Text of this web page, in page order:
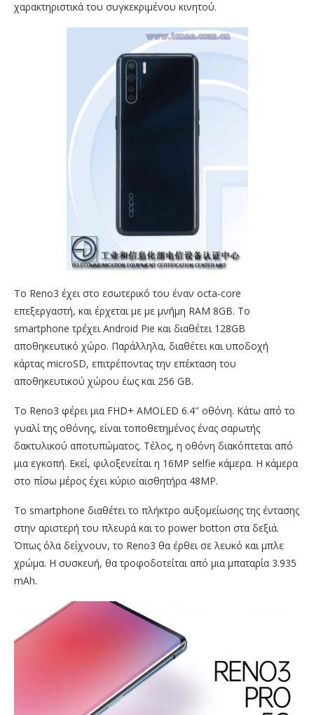
χαρακτηριστικά του συγκεκριμένου κινητού.
Το Reno3 έχει στο εσωτερικό του έναν octa-core
επεξεργαστή, και έρχεται με με μνήμη RAM 8GB. Το
smartphone τρέχει Android Pie και διαθέτει 128GB
αποθηκευτικό χώρο. Παράλληλα, διαθέτει και υποδοχή
κάρτας microSD, επιτρέποντας την επέκταση του
αποθηκευτικού χώρου έως και 256 GB.
Το Reno3 φέρει μια FHD+ AMOLED 6.4″ οθόνη. Κάτω από το
γυαλί της οθόνης, είναι τοποθετημένος ένας σαρωτής
δακτυλικού αποτυπώματος. Τέλος, η οθόνη διακόπτεται από
μια εγκοπή. Εκεί, φιλοξενείται η 16MP selfie κάμερα. Η κάμερα
στο πίσω μέρος έχει κύριο αισθητήρα 48MP.
Το smartphone διαθέτει τo πλήκτρο αυξομείωσης της έντασης
στην αριστερή του πλευρά και το power botton στα δεξιά.
Όπως όλα δείχνουν, το Reno3 θα έρθει σε λευκό και μπλε
χρώμα. Η συσκευή, θα τροφοδοτείται από μια μπαταρία 3.935
mAh.